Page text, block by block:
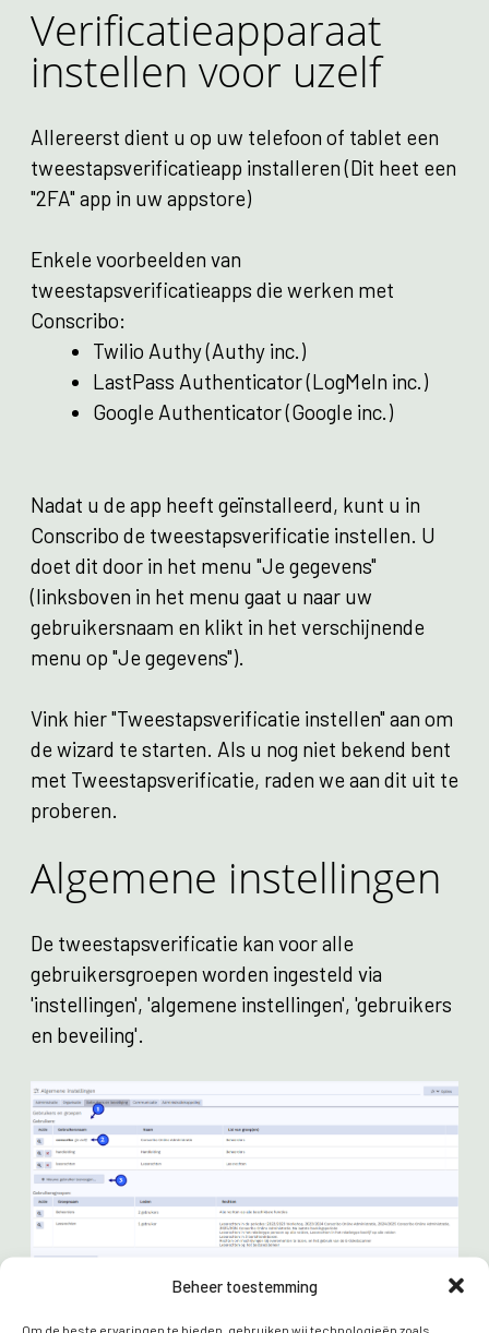
Beheer toestemming
Om de beste ervaringen te bieden, gebruiken wij technologieën zoals
Verificatieapparaat
instellen voor uzelf
Allereerst dient u op uw telefoon of tablet een
tweestapsverificatieapp installeren (Dit heet een
"2FA" app in uw appstore)
Enkele voorbeelden van
tweestapsverificatieapps die werken met
Conscribo:
Twilio Authy (Authy inc.)
LastPass Authenticator (LogMeIn inc.)
Google Authenticator (Google inc.)
Nadat u de app heeft geïnstalleerd, kunt u in
Conscribo de tweestapsverificatie instellen. U
doet dit door in het menu "Je gegevens"
(linksboven in het menu gaat u naar uw
gebruikersnaam en klikt in het verschijnende
menu op "Je gegevens").
Vink hier "Tweestapsverificatie instellen" aan om
de wizard te starten. Als u nog niet bekend bent
met Tweestapsverificatie, raden we aan dit uit te
proberen.
Algemene instellingen
De tweestapsverificatie kan voor alle
gebruikersgroepen worden ingesteld via
'instellingen', 'algemene instellingen', 'gebruikers
en beveiling'.